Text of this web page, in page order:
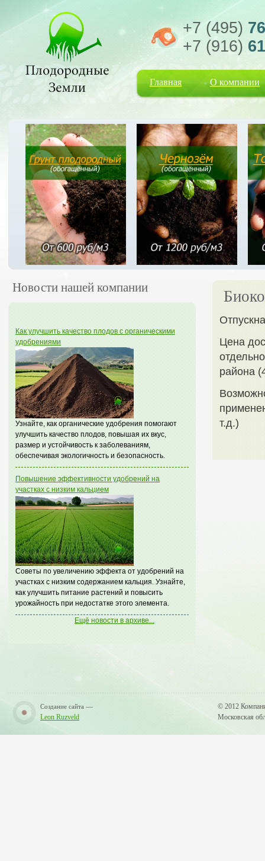
+7 (495)
+7 (916)
Главная О компании
Новости нашей компании
Как улучшить качество плодов с органическими
удобрениями
Узнайте, как органические удобрения помогают
улучшить качество плодов, повышая их вкус,
размер и устойчивость к заболеваниям,
обеспечивая экологичность и безопасность.
Повышение эффективности удобрений на
участках с низким кальцием
Советы по увеличению эффекта от удобрений на
участках с низким содержанием кальция. Узнайте,
как улучшить питание растений и повысить
урожайность при недостатке этого элемента.
Ещё новости в архиве...
Цена
района
т.д.)
Создание сайта —
Leon Ruzveld
© 2012
Московская